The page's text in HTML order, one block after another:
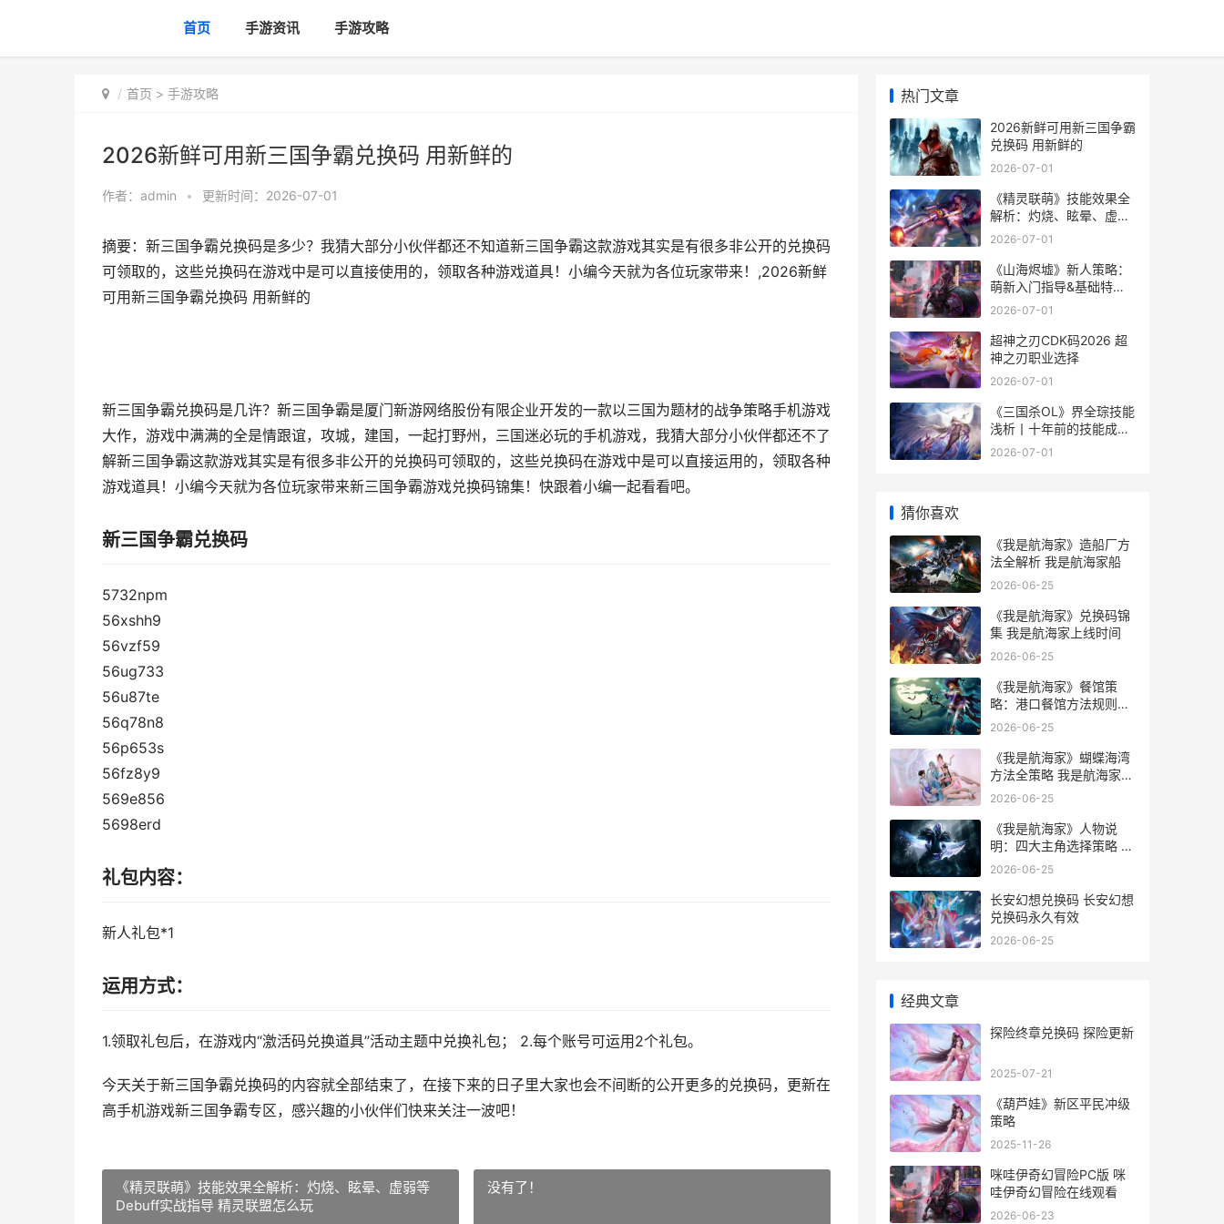
首页 手游资讯 手游攻略
首页 > 手游攻略
2026新鲜可用新三国争霸兑换码 用新鲜的
作者： admin • 更新时间：2026-07-01
摘要：新三国争霸兑换码是多少？我猜大部分小伙伴都还不知道新三国争霸这款游戏其实是有很多非公开的兑换码
可领取的，这些兑换码在游戏中是可以直接使用的，领取各种游戏道具！小编今天就为各位玩家带来！,2026新鲜
可用新三国争霸兑换码 用新鲜的
新三国争霸兑换码是几许？新三国争霸是厦门新游网络股份有限企业开发的一款以三国为题材的战争策略手机游戏
大作，游戏中满满的全是情跟谊，攻城，建国，一起打野州，三国迷必玩的手机游戏，我猜大部分小伙伴都还不了
解新三国争霸这款游戏其实是有很多非公开的兑换码可领取的，这些兑换码在游戏中是可以直接运用的，领取各种
游戏道具！小编今天就为各位玩家带来新三国争霸游戏兑换码锦集！快跟着小编一起看看吧。
新三国争霸兑换码
5732npm
56xshh9
56vzf59
56ug733
56u87te
56q78n8
56p653s
56fz8y9
569e856
5698erd
礼包内容：
新人礼包*1
运用方式：
1.领取礼包后，在游戏内“激活码兑换道具”活动主题中兑换礼包； 2.每个账号可运用2个礼包。
今天关于新三国争霸兑换码的内容就全部结束了，在接下来的日子里大家也会不间断的公开更多的兑换码，更新在
高手机游戏新三国争霸专区，感兴趣的小伙伴们快来关注一波吧！
《精灵联萌》技能效果全解析：灼烧、眩晕、虚弱等
Debuff实战指导 精灵联盟怎么玩
没有了！
热门文章
2026新鲜可用新三国争霸
兑换码 用新鲜的
2026-07-01
《精灵联萌》技能效果全
解析：灼烧、眩晕、虚弱
等Debuff实战指导 精灵
2026-07-01
《山海烬墟》新人策略：
萌新入门指导&基础特色
方法说明 山海烬和暗星烬
2026-07-01
超神之刃CDK码2026 超
神之刃职业选择
2026-07-01
《三国杀OL》界全琮技能
浅析丨十年前的技能成功
转生 三国杀ol界关羽突破
2026-07-01
猜你喜欢
《我是航海家》造船厂方
法全解析 我是航海家船
2026-06-25
《我是航海家》兑换码锦
集 我是航海家上线时间
2026-06-25
《我是航海家》餐馆策
略：港口餐馆方法规则详
细解答 我是航海家攻略
2026-06-25
《我是航海家》蝴蝶海湾
方法全策略 我是航海家
吧女
2026-06-25
《我是航海家》人物说
明：四大主角选择策略 我
是航海家船
2026-06-25
长安幻想兑换码 长安幻想
兑换码永久有效
2026-06-25
经典文章
探险终章兑换码 探险更新
2025-07-21
《葫芦娃》新区平民冲级
策略
2025-11-26
咪哇伊奇幻冒险PC版 咪
哇伊奇幻冒险在线观看
2026-06-23